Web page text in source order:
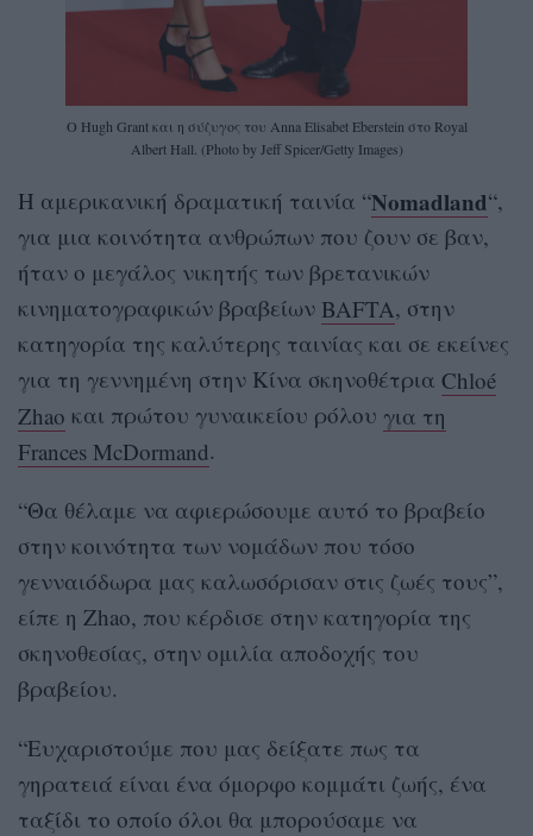
O Hugh Grant και η σύζυγος του Anna Elisabet Eberstein στο Royal
Albert Hall. (Photo by Jeff Spicer/Getty Images)
Η αμερικανική δραματική ταινία “Nomadland“,
για μια κοινότητα ανθρώπων που ζουν σε βαν,
ήταν ο μεγάλος νικητής των βρετανικών
κινηματογραφικών βραβείων BAFTA, στην
κατηγορία της καλύτερης ταινίας και σε εκείνες
για τη γεννημένη στην Κίνα σκηνοθέτρια Chloé
Zhao και πρώτου γυναικείου ρόλου για τη
Frances McDormand.
“Θα θέλαμε να αφιερώσουμε αυτό το βραβείο
στην κοινότητα των νομάδων που τόσο
γενναιόδωρα μας καλωσόρισαν στις ζωές τους”,
είπε η Zhao, που κέρδισε στην κατηγορία της
σκηνοθεσίας, στην ομιλία αποδοχής του
βραβείου.
“Ευχαριστούμε που μας δείξατε πως τα
γηρατειά είναι ένα όμορφο κομμάτι ζωής, ένα
ταξίδι το οποίο όλοι θα μπορούσαμε να